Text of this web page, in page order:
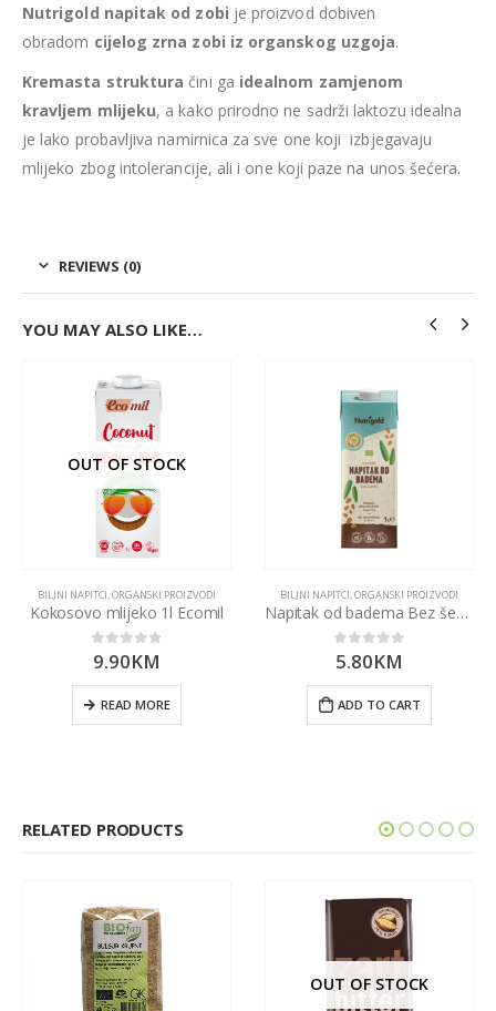
Nutrigold napitak od zobi je proizvod dobiven
obradom cijelog zrna zobi iz organskog uzgoja.
Kremasta struktura čini ga idealnom zamjenom
kravljem mlijeku, a kako prirodno ne sadrži laktozu idealna
je lako probavljiva namirnica za sve one koji izbjegavaju
mlijeko zbog intolerancije, ali i one koji paze na unos šećera.
REVIEWS (0)
YOU MAY ALSO LIKE…
OUT OF STOCK
BILJNI NAPITCI,ORGANSKI PROIZVODI
Kokosovo mlijeko 1l Ecomil
0out of 5
9.90KM
READ MORE
BILJNI NAPITCI,ORGANSKI PROIZVODI
Napitak od badema Bez šećera – Organski 1000ml Nutrigold
0out of 5
5.80KM
ADD TO CART
RELATED PRODUCTS
OUT OF STOCK